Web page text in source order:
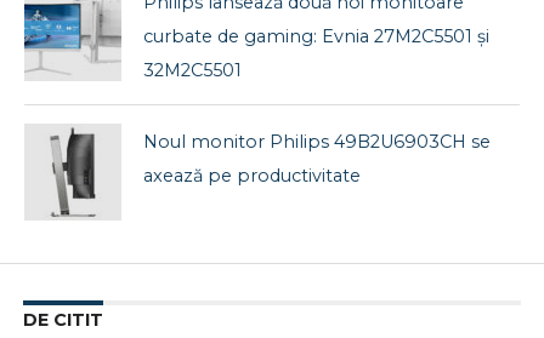
curbate de gaming: Evnia 27M2C5501 și
32M2C5501
Noul monitor Philips 49B2U6903CH se
axează pe productivitate
DE CITIT